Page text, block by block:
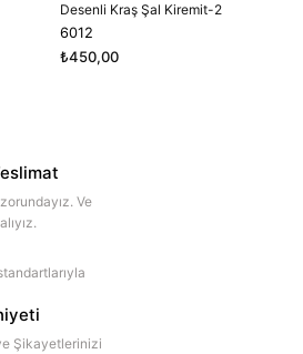
Desenli Kraş Şal Kiremit-2
6012
₺450,00
Ve
Şikayetlerinizi